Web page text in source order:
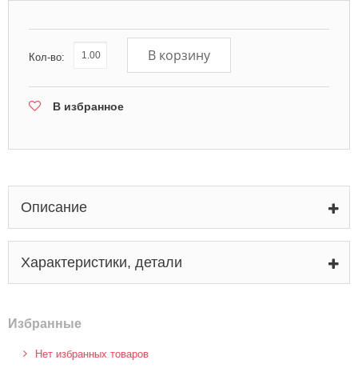
Кол-во: В корзину
В избранное
Описание
Характеристики, детали
Избранные
Нет избранных товаров